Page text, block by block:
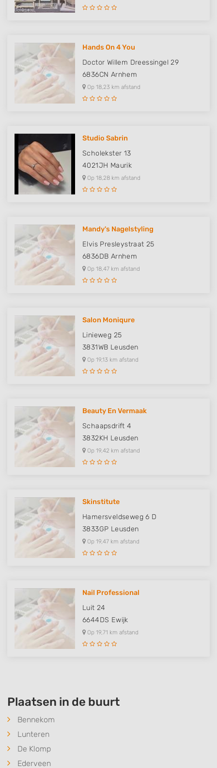
Hands On 4 You
Doctor Willem Dreessingel 29
6836CN Arnhem
Op 18,23 km afstand
Studio Sabrin
Scholekster 13
4021JH Maurik
Op 18,28 km afstand
Mandy's Nagelstyling
Elvis Presleystraat 25
6836DB Arnhem
Op 18,47 km afstand
Salon Moniqure
Linieweg 25
3831WB Leusden
Op 19,13 km afstand
Beauty En Vermaak
Schaapsdrift 4
3832KH Leusden
Op 19,42 km afstand
Skinstitute
Hamersveldseweg 6 D
3833GP Leusden
Op 19,47 km afstand
Nail Professional
Luit 24
6644DS Ewijk
Op 19,71 km afstand
Plaatsen in de buurt
Bennekom
Lunteren
De Klomp
Ederveen
Use limited data to select content
Use precise geolocation data
Identify devices based on information
actively requested
Non-IAB processing purposes:
Necessary
Functional
Advertising